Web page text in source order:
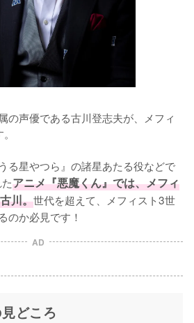
の声優である古川登志夫が、メフィ
る星やつら』の諸星あたる役などで
アニメ『悪魔くん』では、メフィ
川。世代を超えて、メフィスト3世
のか必見です！
AD
どころ